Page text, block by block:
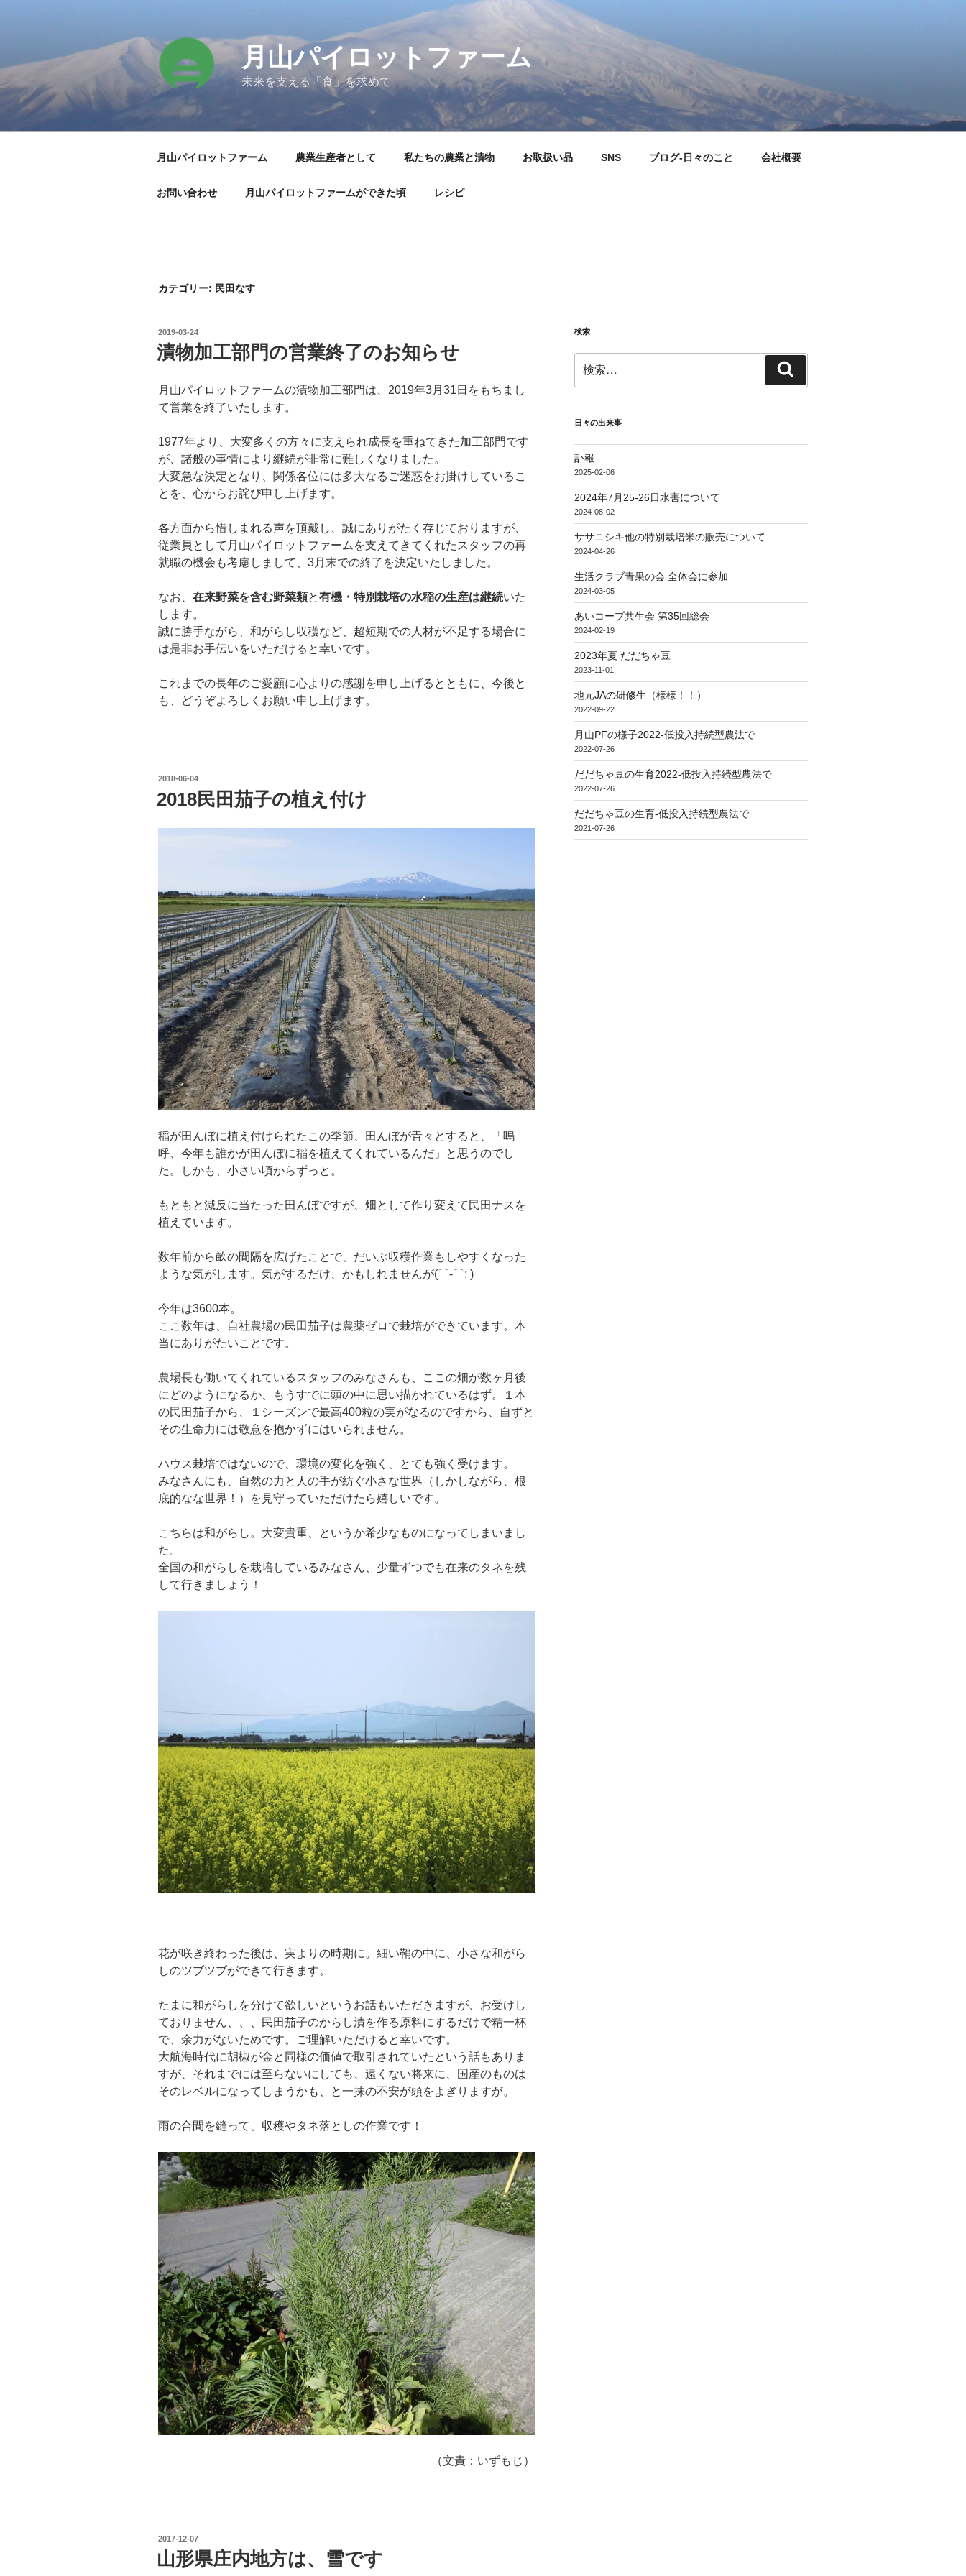
へ
キ
月山パイロットファーム
未来を支える「食」を求めて
月山パイロットファーム 農業生産者として 私たちの農業と漬物 お取扱い品 SNS ブログ-日々のこと 会社概要
お問い合わせ 月山パイロットファームができた頃 レシピ
カテゴリー: 民田なす
投
稿
日:
2019-03-24
漬物加工部門の営業終了のお知らせ
月山パイロットファームの漬物加工部門は、2019年3月31日をもちまし
て営業を終了いたします。
1977年より、大変多くの方々に支えられ成長を重ねてきた加工部門です
が、諸般の事情により継続が非常に難しくなりました。
大変急な決定となり、関係各位には多大なるご迷惑をお掛けしているこ
とを、心からお詫び申し上げます。
各方面から惜しまれる声を頂戴し、誠にありがたく存じておりますが、
従業員として月山パイロットファームを支えてきてくれたスタッフの再
就職の機会も考慮しまして、3月末での終了を決定いたしました。
なお、 在来野菜を含む野菜類と有機・特別栽培の水稲の生産は継続いた
します。
誠に勝手ながら、和がらし収穫など、超短期での人材が不足する場合に
は是非お手伝いをいただけると幸いです。
これまでの長年のご愛顧に心よりの感謝を申し上げるとともに、今後と
も、どうぞよろしくお願い申し上げます。
投
日:
2018-06-04
2018民田茄子の植え付け
稲が田んぼに植え付けられたこの季節、田んぼが青々とすると、「嗚
呼、今年も誰かが田んぼに稲を植えてくれているんだ」と思うのでし
た。しかも、小さい頃からずっと。
もともと減反に当たった田んぼですが、畑として作り変えて民田ナスを
植えています。
数年前から畝の間隔を広げたことで、だいぶ収穫作業もしやすくなった
ような気がします。気がするだけ、かもしれませんが(⌒-⌒; )
今年は3600本。
ここ数年は、自社農場の民田茄子は農薬ゼロで栽培ができています。本
当にありがたいことです。
農場長も働いてくれているスタッフのみなさんも、ここの畑が数ヶ月後
にどのようになるか、もうすでに頭の中に思い描かれているはず。１本
の民田茄子から、１シーズンで最高400粒の実がなるのですから、自ずと
その生命力には敬意を抱かずにはいられません。
ハウス栽培ではないので、環境の変化を強く、とても強く受けます。
みなさんにも、自然の力と人の手が紡ぐ小さな世界（しかしながら、根
底的なな世界！）を見守っていただけたら嬉しいです。
こちらは和がらし。大変貴重、というか希少なものになってしまいまし
た。
全国の和がらしを栽培しているみなさん、少量ずつでも在来のタネを残
して行きましょう！
花が咲き終わった後は、実よりの時期に。細い鞘の中に、小さな和がら
しのツブツブができて行きます。
たまに和がらしを分けて欲しいというお話もいただきますが、お受けし
ておりません、、、民田茄子のからし漬を作る原料にするだけで精一杯
で、余力がないためです。ご理解いただけると幸いです。
大航海時代に胡椒が金と同様の価値で取引されていたという話もありま
すが、それまでには至らないにしても、遠くない将来に、国産のものは
そのレベルになってしまうかも、と一抹の不安が頭をよぎりますが。
雨の合間を縫って、収穫やタネ落としの作業です！
（文責：いずもじ）
投
稿
2017-12-07
山形県庄内地方は、雪です
検索
索:
索
日々の出来事
訃報
2025-02-06
2024年7月25-26日水害について
2024-08-02
ササニシキ他の特別栽培米の販売について
2024-04-26
生活クラブ青果の会 全体会に参加
2024-03-05
あいコープ共生会 第35回総会
2024-02-19
2023年夏 だだちゃ豆
2023-11-01
地元JAの研修生（様様！！）
2022-09-22
月山PFの様子2022-低投入持続型農法で
2022-07-26
だだちゃ豆の生育2022-低投入持続型農法で
2022-07-26
だだちゃ豆の生育-低投入持続型農法で
2021-07-26